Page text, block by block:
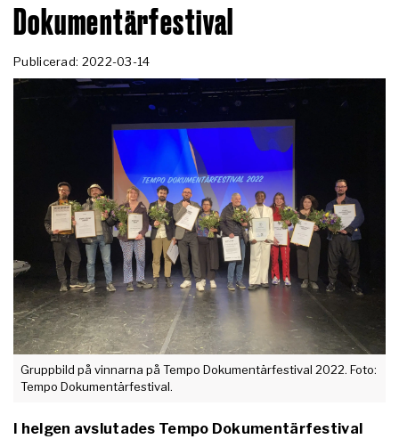
Dokumentärfestival
Publicerad: 2022-03-14
Gruppbild på vinnarna på Tempo Dokumentärfestival 2022. Foto:
Tempo Dokumentärfestival.
I helgen avslutades Tempo Dokumentärfestival